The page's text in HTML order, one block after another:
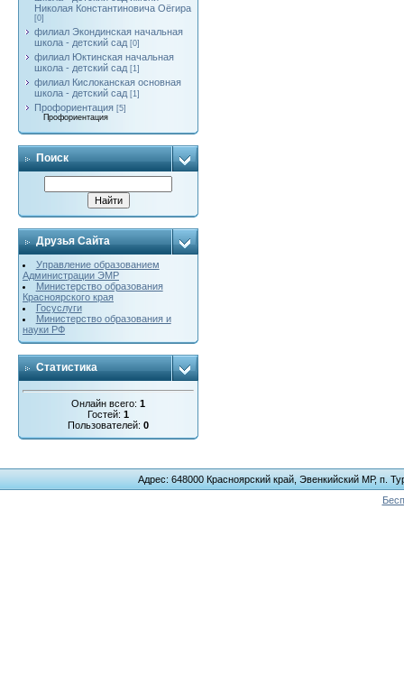
Николая Константиновича Оёгира
[0]
филиал Экондинская начальная
школа - детский сад [0]
филиал Юктинская начальная
школа - детский сад [1]
филиал Кислоканская основная
школа - детский сад [1]
Профориентация [5]
Профориентация
Поиск
Друзья Сайта
Управление образованием
Администрации ЭМР
Министерство образования
Красноярского края
Госуслуги
Министерство образования и
науки РФ
Статистика
Онлайн всего: 1
Гостей: 1
Пользователей: 0
Адрес: 648000 Красноярский край, Эвенкийский МР, п.